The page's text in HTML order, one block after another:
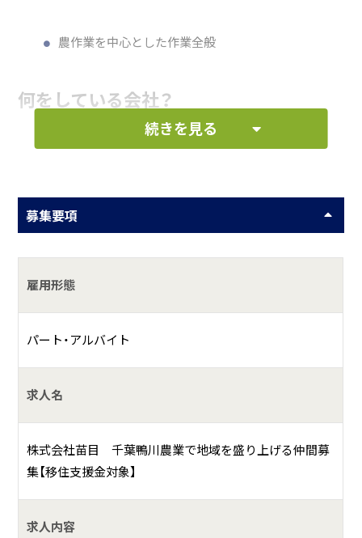
農作業を中心とした作業全般
何をしている会社？
ハーブとエディブルフラワーの生産を中心に、里山の再生、
続きを見る
募集要項
雇用形態
パート・アルバイト
求人名
株式会社苗目 千葉鴨川農業で地域を盛り上げる仲間募
集【移住支援金対象】
求人内容